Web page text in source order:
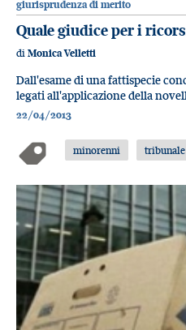
giurisprudenza di merito
Quale giudice per i
di Monica Velletti
Dall'esame di una fattispecie
legati all'applicazione della
22/04/2013
minorenni